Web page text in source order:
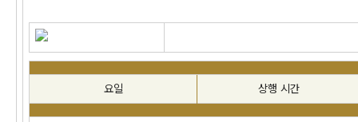
요일 상행 시간